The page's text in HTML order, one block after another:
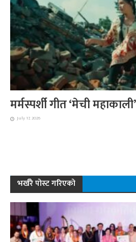
मर्मस्पर्शी गीत ‘मेची
July 17, 2026
भर्खरै पोस्ट गरिएको